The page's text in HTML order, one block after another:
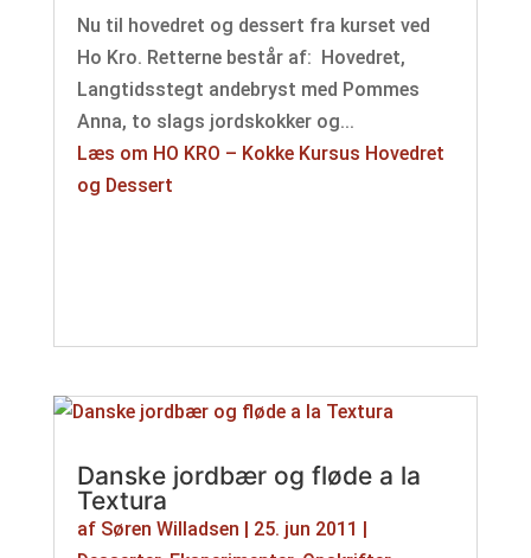
Nu til hovedret og dessert fra kurset ved
Ho Kro. Retterne består af: Hovedret,
Langtidsstegt andebryst med Pommes
Anna, to slags jordskokker og...
Læs om HO KRO – Kokke Kursus Hovedret
og Dessert
Danske jordbær og fløde a la
Textura
af Søren Willadsen | 25. jun 2011 |